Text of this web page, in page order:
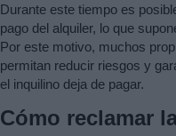
Durante este tiempo es
pago del alquiler, lo que
Por este motivo, muchos
permitan reducir riesgos y
el inquilino deja de pagar.
Cómo reclamar